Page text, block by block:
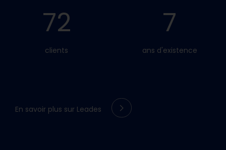
72
clients
7
ans d'existence
En savoir plus sur Leades